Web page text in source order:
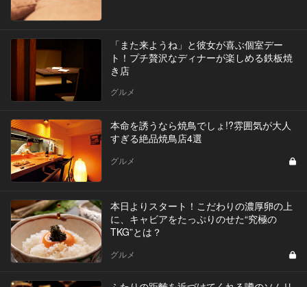
「また来ようね」と彼女が喜ぶ個室デー
ト！プチ贅沢なディナーが楽しめる鉄板焼
き店
グルメ
本命を誘うなら焼鳥でしょ!?雰囲気が大人
すぎる絶品焼鳥店4選
グルメ
本日よりスタート！こだわりの濃厚卵の上
に、キャビアをたっぷりのせた“究極の
TKG”とは？
グルメ